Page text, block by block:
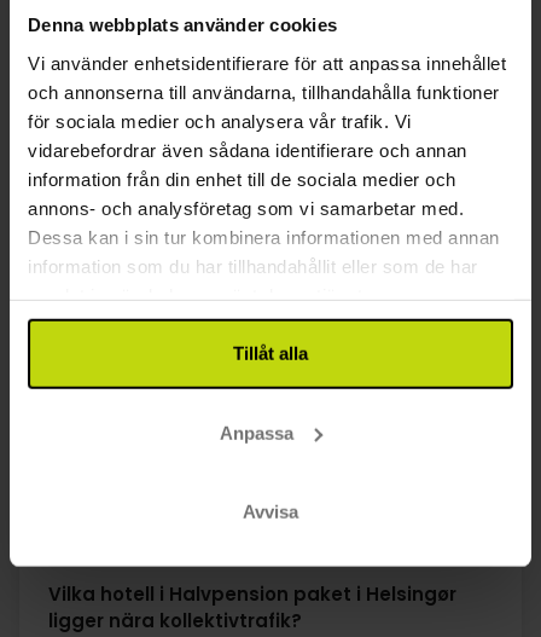
Denna webbplats använder cookies
Vi använder enhetsidentifierare för att anpassa innehållet
och annonserna till användarna, tillhandahålla funktioner
för sociala medier och analysera vår trafik. Vi
vidarebefordrar även sådana identifierare och annan
information från din enhet till de sociala medier och
annons- och analysföretag som vi samarbetar med.
Dessa kan i sin tur kombinera informationen med annan
information som du har tillhandahållit eller som de har
Tillåt alla
Anpassa
Avvisa
Totalt 5438:-
Se mer
1
FAQ
Finns det prisvärda hotell i Halvpension paket
Ja, Risskov erbjuder hotellpaket i Halvpension paket i
Helsingør där alla måltider och utvalda drycker ingår till ett
Har butiker och sevärdheter öppet på
Ja, Risskov erbjuder flera hotell i Halvpension paket i
Helsingør av hög standard med god service, moderna
Vilka hotell i Halvpension paket i Helsingør
ligger nära kollektivtrafik?